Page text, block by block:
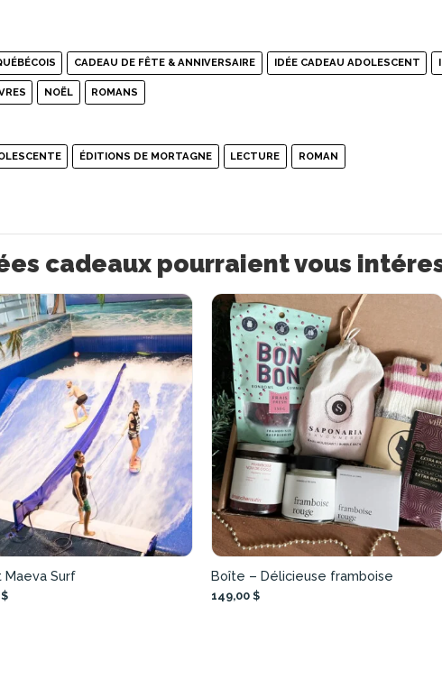
CADEAU DE FÊTE & ANNIVERSAIRE IDÉE CADEAU ADOLESCENT
NOËL ROMANS
ÉDITIONS DE MORTAGNE LECTURE ROMAN
cadeaux pourraient vous
Maeva Surf Boîte – Délicieuse framboise
149,00 $